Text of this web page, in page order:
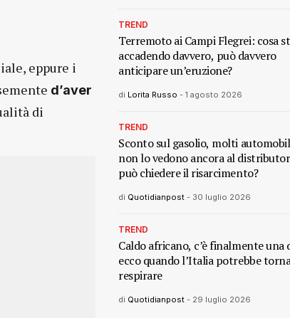
eppure i
d’aver
di
TREND
Terremoto ai Campi Flegrei: cosa
accadendo davvero, può davvero
anticipare un’eruzione?
di Lorita Russo - 1 agosto 2026
TREND
Sconto sul gasolio, molti
non lo vedono ancora al
può chiedere il risarcimento?
di Quotidianpost - 30 luglio 2026
TREND
Caldo africano, c’è finalmente una
ecco quando l’Italia potrebbe
respirare
di Quotidianpost - 29 luglio 2026